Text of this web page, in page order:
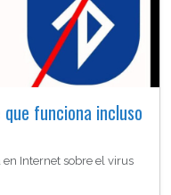
funciona incluso
Internet sobre el virus